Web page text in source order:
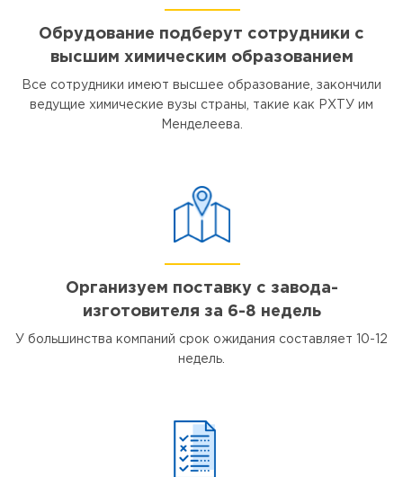
Обрудование подберут сотрудники с
высшим химическим образованием
Все сотрудники имеют высшее образование, закончили
ведущие химические вузы страны, такие как РХТУ им
Менделеева.
Организуем поставку с завода-
изготовителя за 6-8 недель
У большинства компаний срок ожидания составляет 10-12
недель.